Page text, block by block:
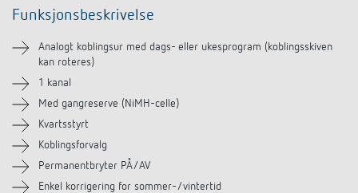
Teknisk informasjon
Nedlastinger
Tilbehør
Funksjonsbeskrivelse
Analogt koblingsur med dags- eller ukesprogram (koblingsskiven
kan roteres)
1 kanal
Med gangreserve (NiMH-celle)
Kvartsstyrt
Koblingsforvalg
Permanentbryter PÅ/AV
Enkel korrigering for sommer-/vintertid